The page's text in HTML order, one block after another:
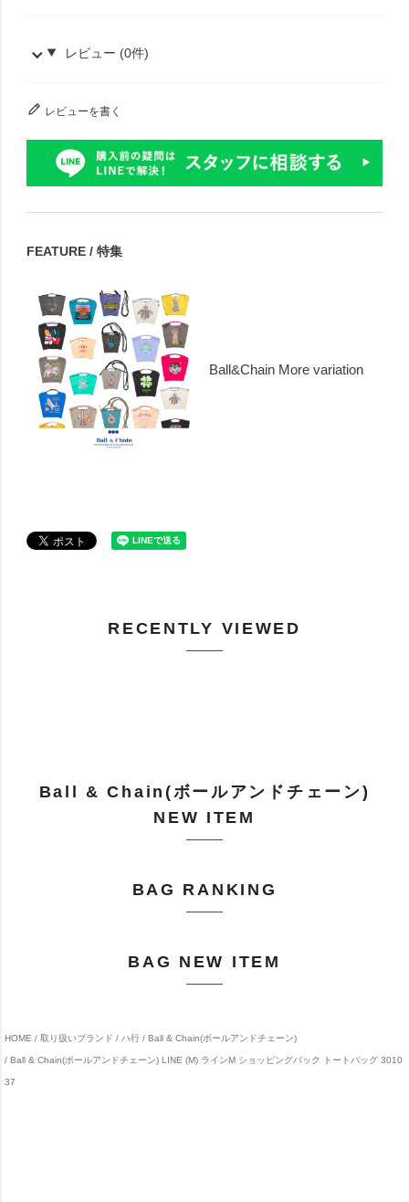
レビュー (0件)
レビューを書く
FEATURE / 特集
Ball&Chain More variation
RECENTLY VIEWED
Ball & Chain(ボールアンドチェーン)
NEW ITEM
BAG RANKING
BAG NEW ITEM
HOME 取り扱いブランド ハ行 Ball & Chain(ボールアンドチェーン)
Ball & Chain(ボールアンドチェーン) LINE (M) ラインM ショッピングバック トートバッグ 3010
37